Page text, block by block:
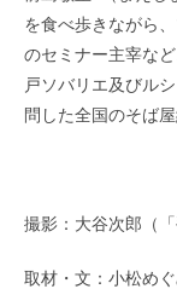
を食べ歩きながら
のセミナー主宰な
戸ソバリエ及びル
問した全国のそば
撮影：大谷次郎（
取材・文：小松め